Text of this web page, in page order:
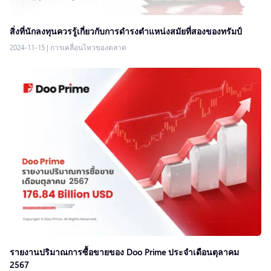
สิ่งที่นักลงทุนควรรู้เกี่ยวกับการดำรงตำแหน่งสมัยที่สองของทรัมป์
2024-11-15 | การเคลื่อนไหวของตลาด
รายงานปริมาณการซื้อขายของ Doo Prime ประจำเดือนตุลาคม
2567